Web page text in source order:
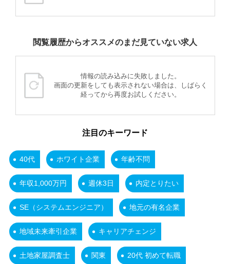
閲覧履歴からオススメのまだ見ていない求人
情報の読み込みに失敗しました。
画面の更新をしても表示されない場合は、しばらく
経ってから再度お試しください。
注目のキーワード
40代 ホワイト企業 年齢不問
年収1,000万円 週休3日 内定とりたい
SE（システムエンジニア） 地元の有名企業
地域未来牽引企業 キャリアチェンジ
土地家屋調査士 関東 20代 初めて転職